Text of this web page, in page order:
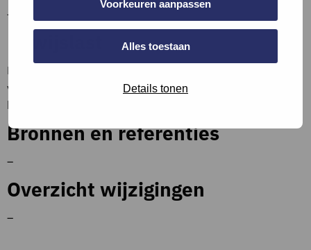
Voorkeuren aanpassen
Alles toestaan
Details tonen
–
Beschrijf de situatie en lever een (ontwerp) berekening
volgens NEN2057 aan. Voeg de berekening bij de bijlages
bij de vraag of een apart document en verwijs hierna.
Bronnen en referenties
–
Overzicht wijzigingen
–